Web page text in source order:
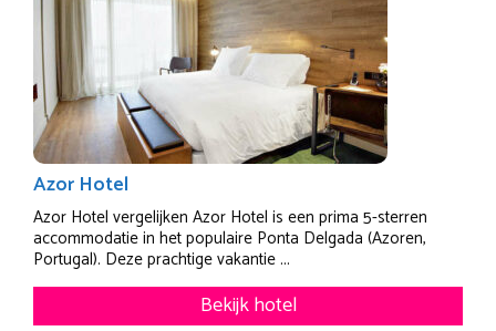
Azor Hotel
Azor Hotel vergelijken Azor Hotel is een prima 5-sterren
accommodatie in het populaire Ponta Delgada (Azoren,
Portugal). Deze prachtige vakantie ...
Bekijk hotel